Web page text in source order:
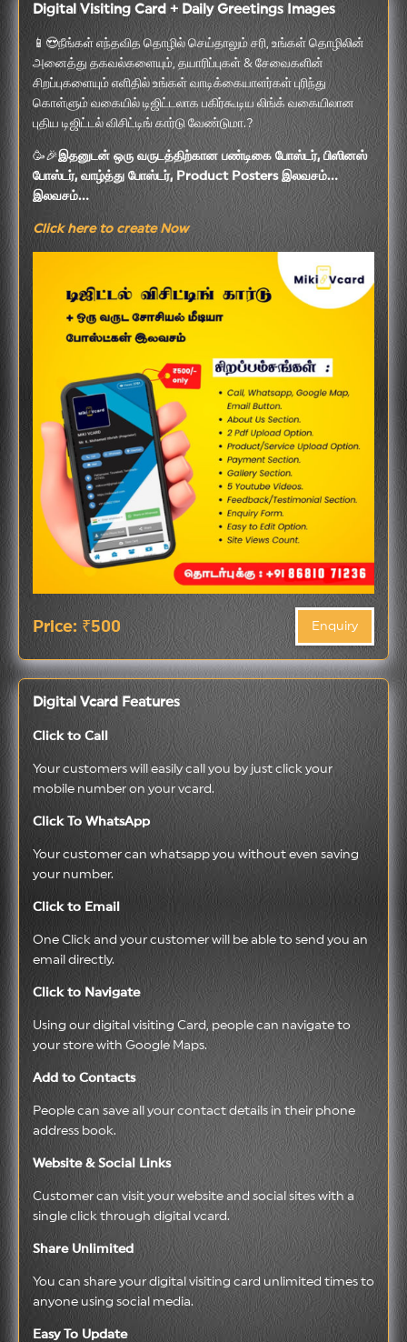
Digital Visiting Card + Daily Greetings Images
📱😍நீங்கள் எந்தவித தொழில் செய்தாலும் சரி, உங்கள் தொழிலின்
அனைத்து தகவல்களையும், தயாரிப்புகள் & சேவைகளின்
சிறப்புகளையும் எளிதில் உங்கள் வாடிக்கையாளர்கள் புரிந்து
கொள்ளும் வகையில் டிஜிட்டலாக பகிர்கூடிய லிங்க் வகையிலான
புதிய டிஜிட்டல் விசிட்டிங் கார்டு வேண்டுமா.?
🥳🎉இதனுடன் ஒரு வருடத்திற்கான பண்டிகை போஸ்டர், பிஸினஸ்
போஸ்டர், வாழ்த்து போஸ்டர், Product Posters இலவசம்...
இலவசம்...
Click here to create Now
Price: ₹500 Enquiry
Digital Vcard Features
Click to Call
Your customers will easily call you by just click your
mobile number on your vcard.
Click To WhatsApp
Your customer can whatsapp you without even saving
your number.
Click to Email
One Click and your customer will be able to send you an
email directly.
Click to Navigate
Using our digital visiting Card, people can navigate to
your store with Google Maps.
Add to Contacts
People can save all your contact details in their phone
address book.
Website & Social Links
Customer can visit your website and social sites with a
single click through digital vcard.
Share Unlimited
You can share your digital visiting card unlimited times to
anyone using social media.
Easy To Update